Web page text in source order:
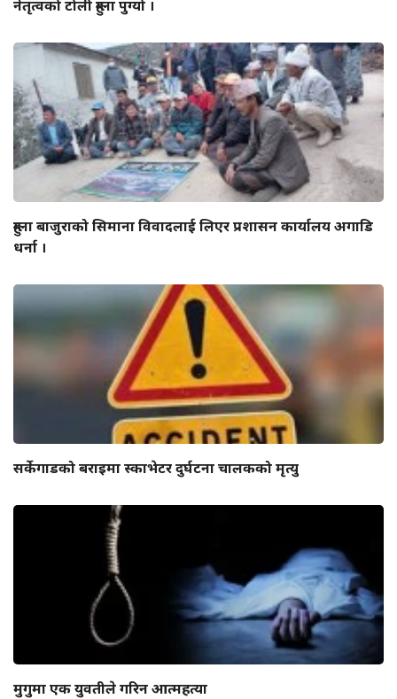
नेतृत्वको टोली हुम्ला पुग्यो ।
हुम्ला बाजुराको सिमाना विवादलाई लिएर प्रशासन कार्यालय अगाडि
धर्ना ।
सर्केगाडको बराइमा स्काभेटर दुर्घटना चालकको मृत्यु
मुगुमा एक युवतीले गरिन आत्महत्या